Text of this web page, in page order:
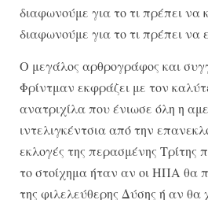
διαφωνούμε για το τι πρέπει να
διαφωνούμε για το τι πρέπει να
Ο μεγάλος αρθρογράφος και
Φρίντμαν εκφράζει με τον
ανατριχίλα που ένιωσε όλη η
ιντελιγκέντσια από την
εκλογές της περασμένης Τρίτης
το στοίχημα ήταν αν οι ΗΠΑ θα
της φιλελεύθερης Δύσης ή αν θα